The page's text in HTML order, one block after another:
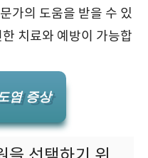
가의 도움을 받을 수 있
치료와 예방이 가능합
염 증상